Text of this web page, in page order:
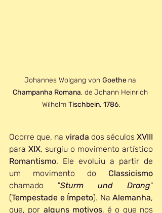
Johannes Wolgang von Goethe na
Champanha Romana, de Johann Heinrich
Wilhelm Tischbein, 1786.
Ocorre que, na virada dos séculos
para XIX
Romantismo. Ele evoluiu a partir de
um movimento do
chamado "Sturm und Drang"
(Tempestade e Ímpeto). Na Alemanha,
que, por alguns motivos